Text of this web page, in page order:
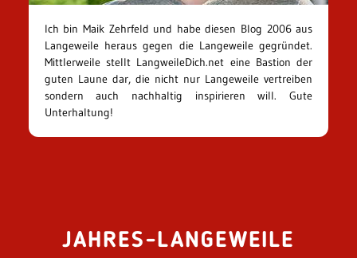
Ich bin Maik Zehrfeld und habe diesen Blog 2006 aus
Langeweile heraus gegen die Langeweile gegründet.
Mittlerweile stellt LangweileDich.net eine Bastion der
guten Laune dar, die nicht nur Langeweile vertreiben
sondern auch nachhaltig inspirieren will. Gute
Unterhaltung!
JAHRES-LANGEWEILE